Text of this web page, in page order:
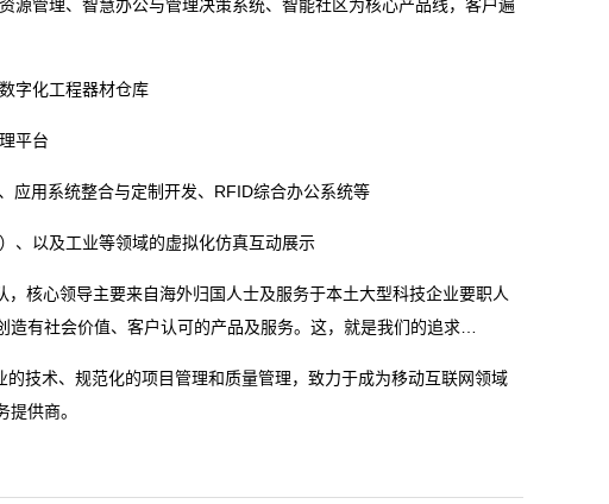
管理、智慧办公与管理决策系统、智能社区为核心产品线，客户遍
字化工程器材仓库
平台
应用系统整合与定制开发、RFID综合办公系统等
、以及工业等领域的虚拟化仿真互动展示
核心领导主要来自海外归国人士及服务于本土大型科技企业要职人
有社会价值、客户认可的产品及服务。这，就是我们的追求…
技术、规范化的项目管理和质量管理，致力于成为移动互联网领域
供商。